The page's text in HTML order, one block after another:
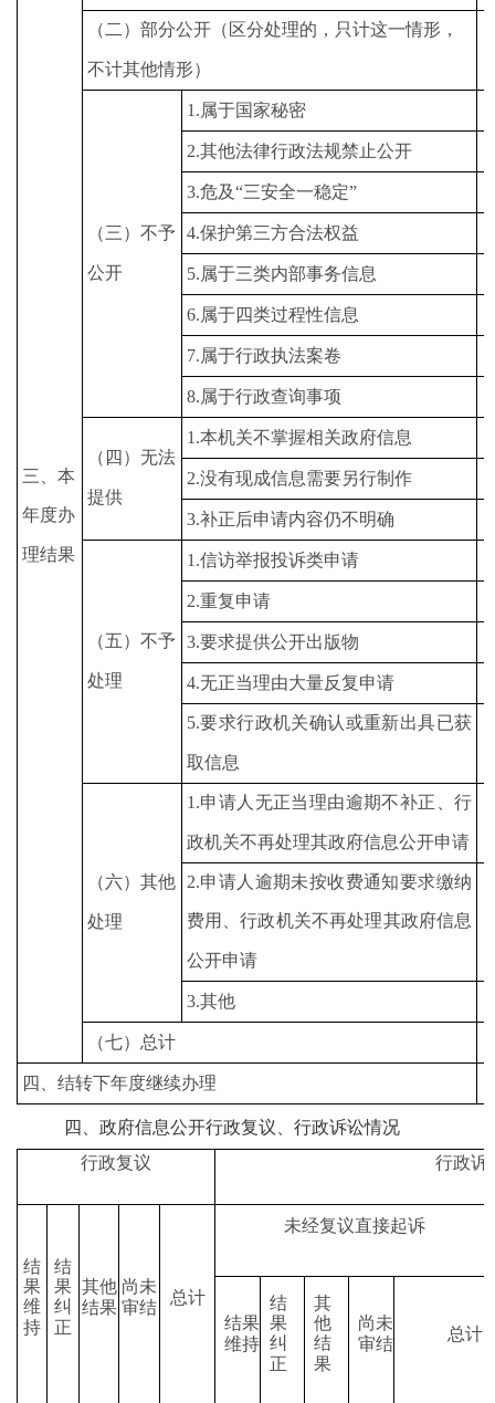
三、本
年度办
理结果
（二）部分公开（区分处理的，只计这一情形，
不计其他情形）
（三）不予
公开
1.属于国家秘密
2.其他法律行政法规禁止公开
3.危及“三安全一稳定”
4.保护第三方合法权益
5.属于三类内部事务信息
6.属于四类过程性信息
7.属于行政执法案卷
8.属于行政查询事项
（四）无法
提供
1.本机关不掌握相关政府信息
2.没有现成信息需要另行制作
3.补正后申请内容仍不明确
（五）不予
处理
1.信访举报投诉类申请
2.重复申请
3.要求提供公开出版物
4.无正当理由大量反复申请
5.要求行政机关确认或重新出具已获
取信息
（六）其他
处理
1.申请人无正当理由逾期不补正、行
政机关不再处理其政府信息公开申请
2.申请人逾期未按收费通知要求缴纳
费用、行政机关不再处理其政府信息
公开申请
3.其他
（七）总计
四、结转下年度继续办理
四、 政府信息公开行政复议、行政诉讼情况
行政复议
行政诉
结
果
维
持
结
果
纠
正
其他
结果
尚未
审结
总计
未经复议直接起诉
结果
维持
结
果
纠
正
其
他
结
果
尚未
审结
总计